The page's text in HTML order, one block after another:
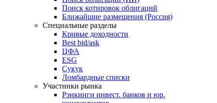
Поиск котировок облигаций
Ближайшие размещения (Россия)
Специальные разделы
Кривые доходности
Best bid/ask
ЦФА
ESG
Сукук
Ломбардные списки
Участники рынка
Рэнкинги инвест. банков и юр.